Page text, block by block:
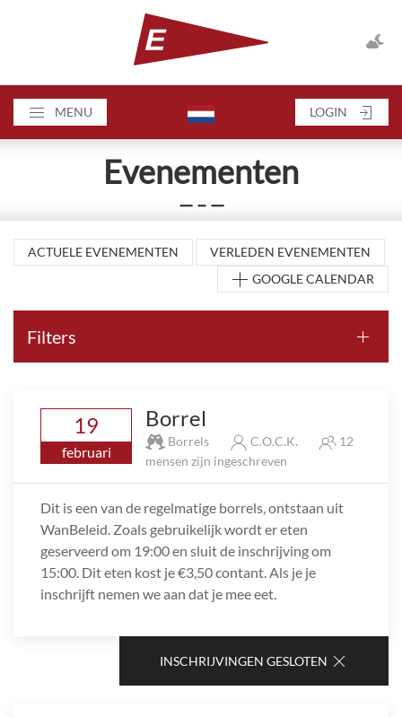
MENU LOGIN
Evenementen
— – —
ACTUELE EVENEMENTEN
VERLEDEN EVENEMENTEN
GOOGLE CALENDAR
Filters
19
februari
Borrel
Borrels C.O.C.K.
12
mensen zijn ingeschreven
Dit is een van de regelmatige borrels, ontstaan uit
WanBeleid. Zoals gebruikelijk wordt er eten
geserveerd om 19:00 en sluit de inschrijving om
15:00. Dit eten kost je €3,50 contant. Als je je
inschrijft nemen we aan dat je mee eet.
INSCHRIJVINGEN GESLOTEN